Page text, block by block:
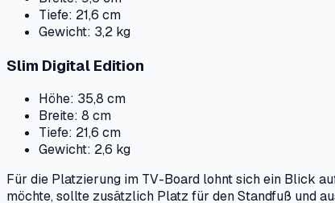
Tiefe: 21,6 cm
Gewicht: 3,2 kg
Slim Digital Edition
Höhe: 35,8 cm
Breite: 8 cm
Tiefe: 21,6 cm
Gewicht: 2,6 kg
Für die Platzierung im TV-Board lohnt sich ein Blick
möchte, sollte zusätzlich Platz für den Standfuß und